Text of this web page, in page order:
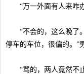
“万一外面有人来咋办
“不会的，这么晚了。
停车的车位，很偏的。”
“骂的，两人竟然不止